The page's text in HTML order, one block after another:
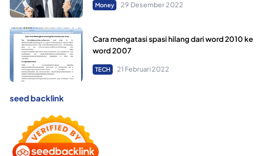
Money 29 Desember 2022
Cara mengatasi spasi hilang dari word 2010 ke
word 2007
TECH 21 Februari 2022
seed backlink